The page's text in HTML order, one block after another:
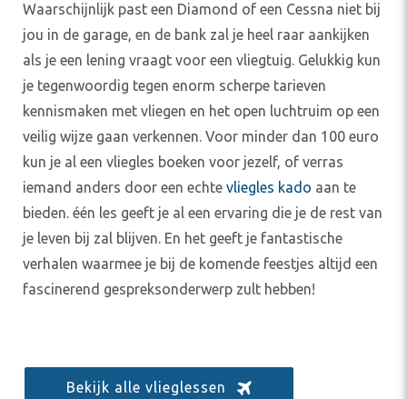
Waarschijnlijk past een Diamond of een Cessna niet bij
jou in de garage, en de bank zal je heel raar aankijken
als je een lening vraagt voor een vliegtuig. Gelukkig kun
je tegenwoordig tegen enorm scherpe tarieven
kennismaken met vliegen en het open luchtruim op een
veilig wijze gaan verkennen. Voor minder dan 100 euro
kun je al een vliegles boeken voor jezelf, of verras
iemand anders door een echte vliegles kado aan te
bieden. één les geeft je al een ervaring die je de rest van
je leven bij zal blijven. En het geeft je fantastische
verhalen waarmee je bij de komende feestjes altijd een
fascinerend gespreksonderwerp zult hebben!
Bekijk alle vlieglessen